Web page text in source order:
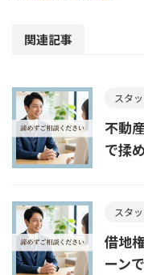
関連記事
スタ
不動
で揉
スタ
借地
ーン